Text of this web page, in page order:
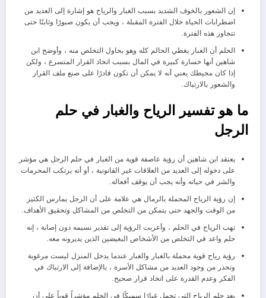
إن الشعور بالخوف الشديد بسبب الغبار والرياح هو إشارة إلى العديد من
اضطرابات الحياة خلال الفترة المقبلة ، ويجب أن يكون صبورًا وثابتًا حتى
تتجاوز هذه الفترة.
الحلم أن الغبار يغطي الحالم كله وهو يحاول التخلص منه ، وأوضح ابن
شاهين أنها خسارة كبيرة في المال بسبب اتخاذ القرار المتسرع ، ولكن
إذا كان محيطك يعني أنه لا يمكن أن تكون قادرًا على صنع ملف القرار
والشعور بالارتباك.
ما هو تفسير الرياح والغبار في حلم
الرجل
يعتقد ابن شاهين أن رؤية عاصفة قوية من الغبار في حلم الرجل هي مؤشر
على دخوله إلى العديد من العلاقات غير القانونية ، أو أنه يرتكب المحرمات
والشر في حياته وأنه يجب أن يوقف أفعاله.
إن رؤية الرياح المحملة بالرمال هي علامة على أن الرجل يمارس الكثير
من الوقت والجهد حتى يتمكن من التخلص من المشاكل وتحقيق الأهداف.
تهب الرياح في الحلم ، وأعربت الرؤية إلى تقدير نسيمه دون إصابة ، إنه
حلم واعد في التخلص من الأشخاص البغيضين الذين يديرونه معه.
رؤية رياح قوية محملة بالغبار والغبار عندما يدخل المنزل ليست مرغوبة
وتحذر من وجود العديد من مشاكل الأسرة ، بالإضافة إلى الارتباك في
الفكر وعدم القدرة على اتخاذ قرار صحيح.
يعد حلم الرياح التي تحمل غبارًا سميكًا في الحلم مؤشراً قوياً على أن